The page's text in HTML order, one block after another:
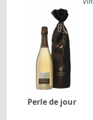
Perle de jour